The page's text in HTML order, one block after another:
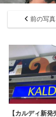
前の写真